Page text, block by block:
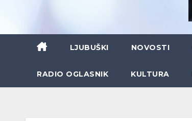
LJUBUŠKI NOVOSTI
RADIO OGLASNIK KULTURA